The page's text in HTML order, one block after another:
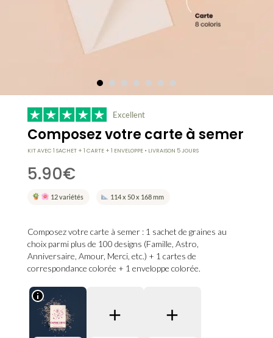
Excellent
Composez votre carte à semer
KIT AVEC 1 SACHET + 1 CARTE + 1 ENVELOPPE • LIVRAISON 5 JOURS
5.90€
12 variétés 114 x 50 x 168 mm
Composez votre carte à semer : 1 sachet de graines au
choix parmi plus de 100 designs (Famille, Astro,
Anniversaire, Amour, Merci, etc.) + 1 cartes de
correspondance colorée + 1 enveloppe colorée.